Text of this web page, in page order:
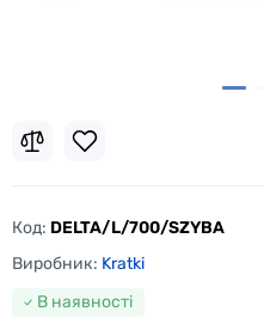
Код: DELTA/L/700/SZYBA
Виробник: Kratki
В наявності